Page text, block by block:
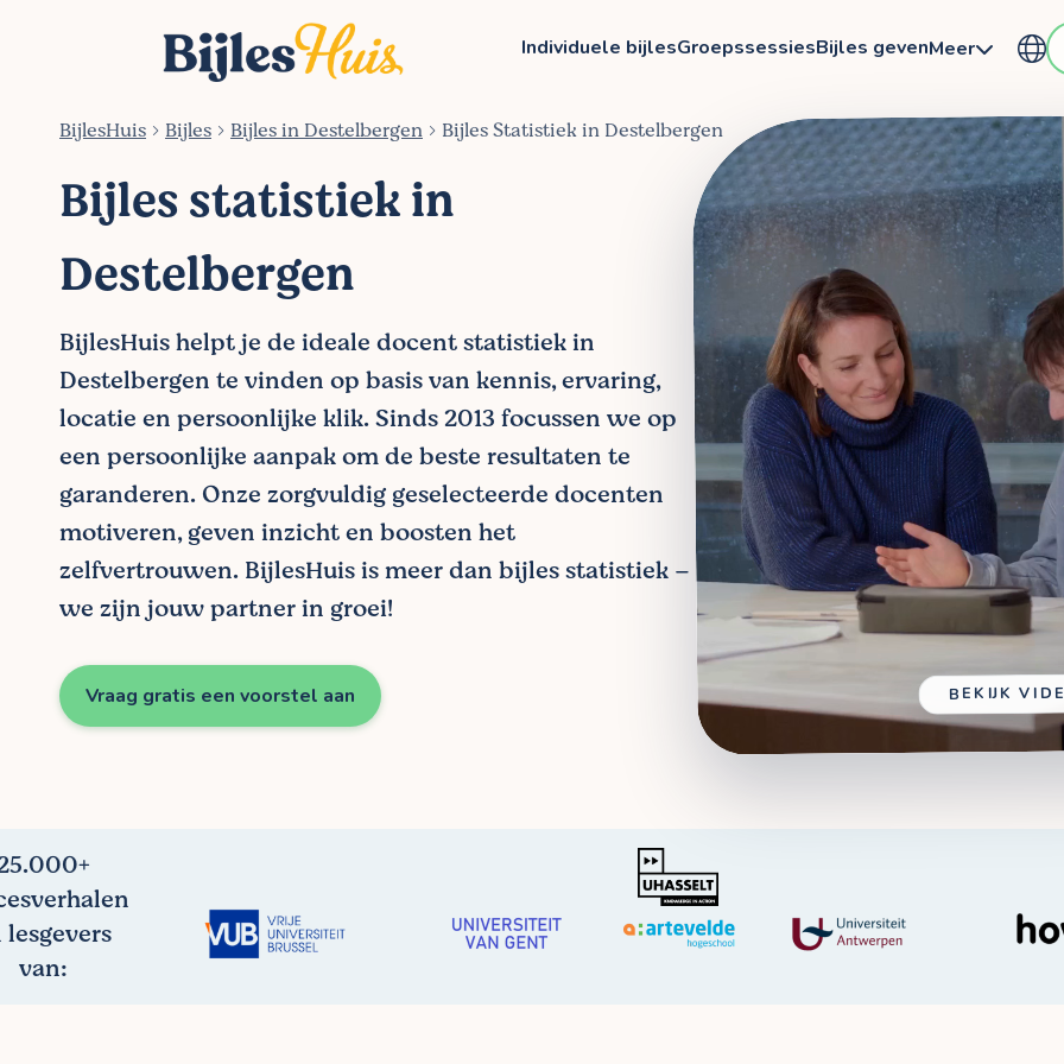
Individuele bijlesGroepssessiesBijles gevenMeer
BijlesHuis Bijles Bijles in Destelbergen Bijles Statistiek in Destelbergen
Bijles statistiek in
Destelbergen
BijlesHuis helpt je de ideale docent statistiek in
Destelbergen te vinden op basis van kennis, ervaring,
locatie en persoonlijke klik. Sinds 2013 focussen we op
een persoonlijke aanpak om de beste resultaten te
garanderen. Onze zorgvuldig geselecteerde docenten
motiveren, geven inzicht en boosten het
zelfvertrouwen. BijlesHuis is meer dan bijles statistiek –
we zijn jouw partner in groei!
Vraag gratis een voorstel aan BEKIJK
lesgevers
van: